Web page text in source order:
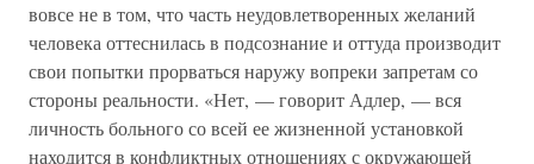
вовсе не в том, что часть неудовлетворенных желаний
человека оттеснилась в подсознание и оттуда производит
свои попытки прорваться наружу вопреки запретам со
стороны реальности. «Нет, — говорит Адлер, — вся
личность больного со всей ее жизненной установкой
находится в конфликтных отношениях с окружающей